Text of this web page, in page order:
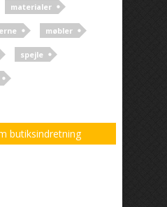
materialer
møbler
spejle
butiksindretning